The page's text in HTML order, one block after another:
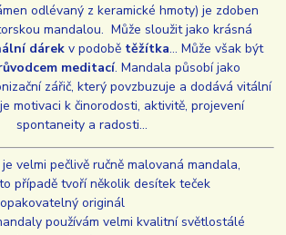
odlévaný z keramické hmoty) je zdoben
mandalou. Může sloužit jako krásná
dárek v podobě těžítka... Může však být
meditací. Mandala působí jako
zářič, který povzbuzuje a dodává vitální
motivaci k činorodosti, aktivitě, projevení
spontaneity a radosti...
je velmi pečlivě ručně malovaná mandala,
případě tvoří několik desítek teček
originál
používám velmi kvalitní světlostálé